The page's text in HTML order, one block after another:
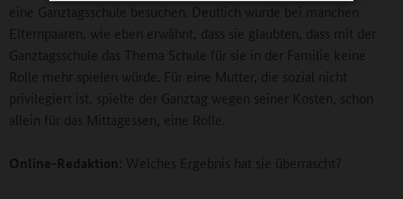
eine Ganztagsschule besuchen. Deutlich wurde bei manchen
Elternpaaren, wie eben erwähnt, dass sie glaubten, dass mit der
Ganztagsschule das Thema Schule für sie in der Familie keine
Rolle mehr spielen würde. Für eine Mutter, die sozial nicht
privilegiert ist, spielte der Ganztag wegen seiner Kosten, schon
allein für das Mittagessen, eine Rolle.
Online-Redaktion: Welches Ergebnis hat sie überrascht?